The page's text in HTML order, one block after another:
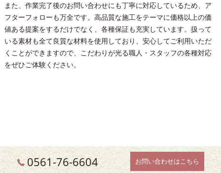
また、作業完了後のお問い合わせにも丁寧に対応しているため、ア
フターフォローも万全です。高品質な施工をテーマに価格以上の価
値ある提案をするだけでなく、各種保証も充実しています。扱って
いる素材も全て良質な材料を使用しており、安心してご利用いただ
くことができますので、こだわりが光る職人・スタッフの各種対応
をぜひご体験ください。
0561-76-6604 お問い合わせはこちら